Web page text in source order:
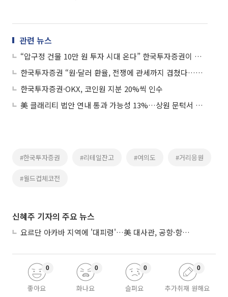
관련 뉴스
“압구정 건물 10만 원 투자 시대 온다” 한국투자증권이 본 STO 활성화 조건
한국투자증권 “원·달러 환율, 전쟁에 관세까지 겹쳤다…상방 압력 지속”
한국투자증권·OKX, 코인원 지분 20%씩 인수
美 클래리티 법안 연내 통과 가능성 13%…상원 문턱서 제동
#한국투자증권 #리테일잔고 #여의도 #거리응원
#월드컵체코전
신혜주 기자의 주요 뉴스
요르단 아카바 지역에 '대피령'…美 대사관, 공항·항구 접근 금지 권고
좋아요
0
화나요
0
슬퍼요
0
추가취재 원해요
0